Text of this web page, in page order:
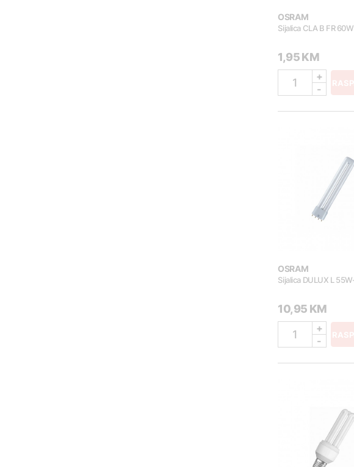
OSRAM
Sijalica CLA B FR 60W
1,95 KM
1
+
-
OSRAM
Sijalica DULUX L
10,95 KM
1
+
-